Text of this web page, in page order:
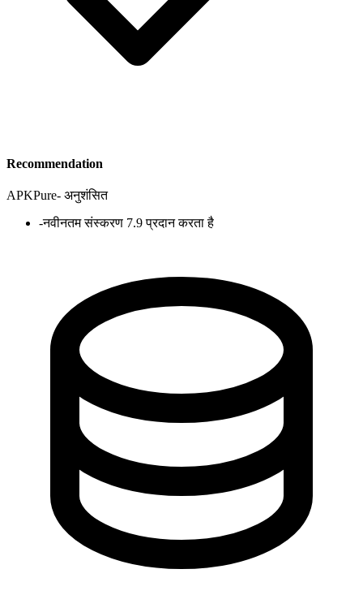
Recommendation
APKPure- अनुशंसित
-नवीनतम संस्करण 7.9 प्रदान करता है